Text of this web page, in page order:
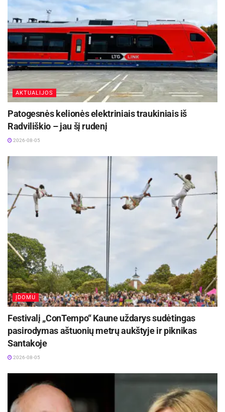
AKTUALIJOS
Patogesnės kelionės elektriniais traukiniais iš
Radviliškio – jau šį rudenį
2026-08-05
ĮDOMU
Festivalį „ConTempo“ Kaune uždarys sudėtingas
pasirodymas aštuonių metrų aukštyje ir piknikas
Santakoje
2026-08-05